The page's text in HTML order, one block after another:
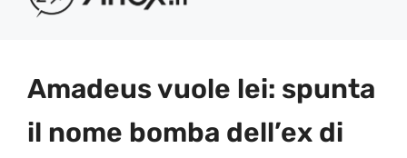
contenuto
Amadeus vuole lei: spunta
il nome bomba dell’ex di